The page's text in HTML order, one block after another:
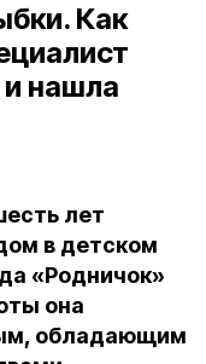
Как
нашла
лет
в детском
«Родничок»
она
обладающим